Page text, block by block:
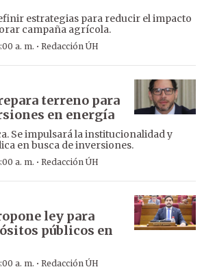
estrategias para reducir el impacto
campaña agrícola.
a. m. · Redacción ÚH
terreno para
en energía
Se impulsará la institucionalidad y
en busca de inversiones.
a. m. · Redacción ÚH
ley para
públicos en
a. m. · Redacción ÚH